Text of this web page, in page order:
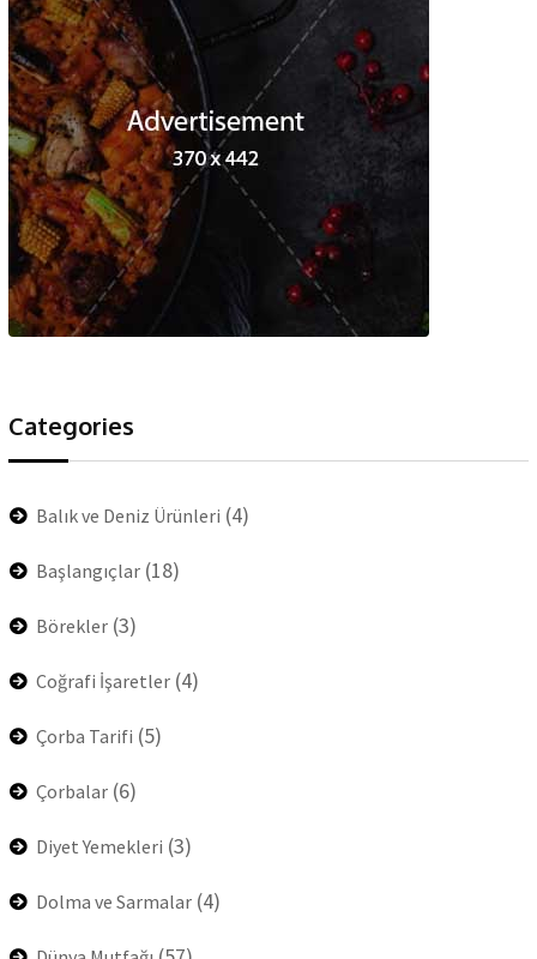
Categories
Balık ve Deniz Ürünleri (4)
Başlangıçlar (18)
Börekler (3)
Coğrafi İşaretler (4)
Çorba Tarifi (5)
Çorbalar (6)
Diyet Yemekleri (3)
Dolma ve Sarmalar (4)